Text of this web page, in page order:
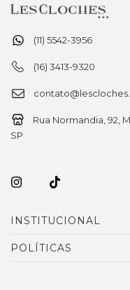
(11) 5542-3956
(16) 3413-9320
Rua Normandia, 92,
SP
INSTITUCIONAL
POLÍTICAS